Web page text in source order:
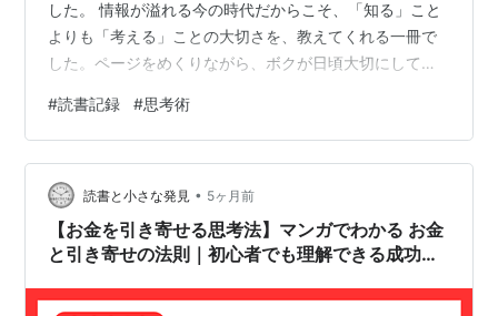
した。 情報が溢れる今の時代だからこそ、「知る」こと
よりも「考える」ことの大切さを、教えてくれる一冊で
した。ページをめくりながら、ボクが日頃大切にしてい
かりました。 今日はその中から心に残った3つの気づき
を共有したいと思います。 1．「知的メタボ」を防ぎ、ア
ウトプットで思考を整える 「読書は良いこと」という漠
然とした感覚の中にあって「知識が多い＝良いこと」と
いう考え方に、異議と唱えていたのがこの本。 気づかな
いうちに、インプットばかりが増え、自分…
#読書記録 #思考術
読書と小さな発見 • 5ヶ月前
【お金を引き寄せる思考法】マンガでわかる お金
と引き寄せの法則｜初心者でも理解できる成功マ